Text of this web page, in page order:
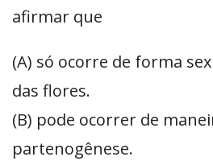
afirmar que
(A) só ocorre de forma
das flores.
(B) pode ocorrer de
partenogênese.